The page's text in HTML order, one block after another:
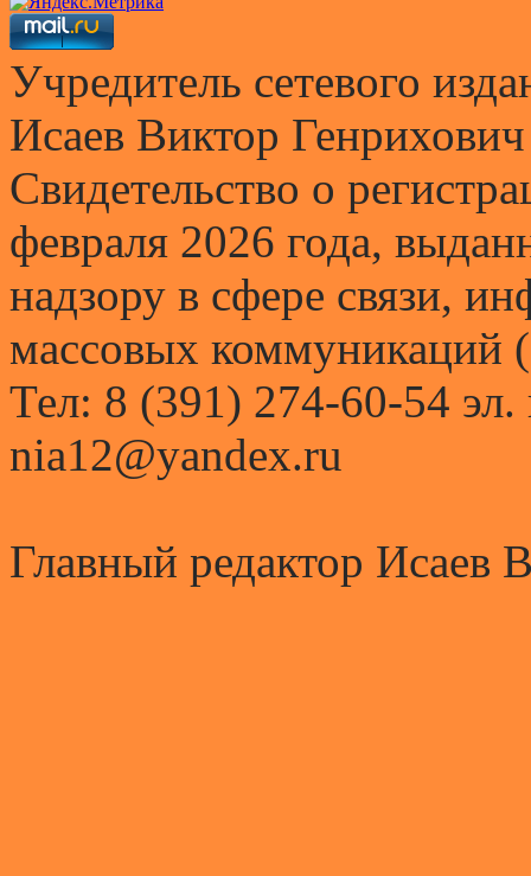
Учредитель сетевого
Исаев Виктор Генрихович
Свидетельство о
февраля 2026 года,
надзору в сфере связи,
массовых коммуникаций
Тел: 8 (391) 274-60-54 эл.
nia12@yandex.ru
Главный редактор Исаев